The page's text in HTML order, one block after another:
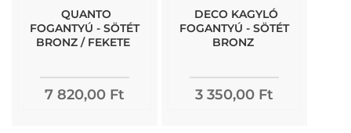
QUANTO
FOGANTYÚ - SÖTÉT
BRONZ / FEKETE
7 820,00 Ft
DECO KAGYLÓ
FOGANTYÚ - SÖTÉT
BRONZ
3 350,00 Ft